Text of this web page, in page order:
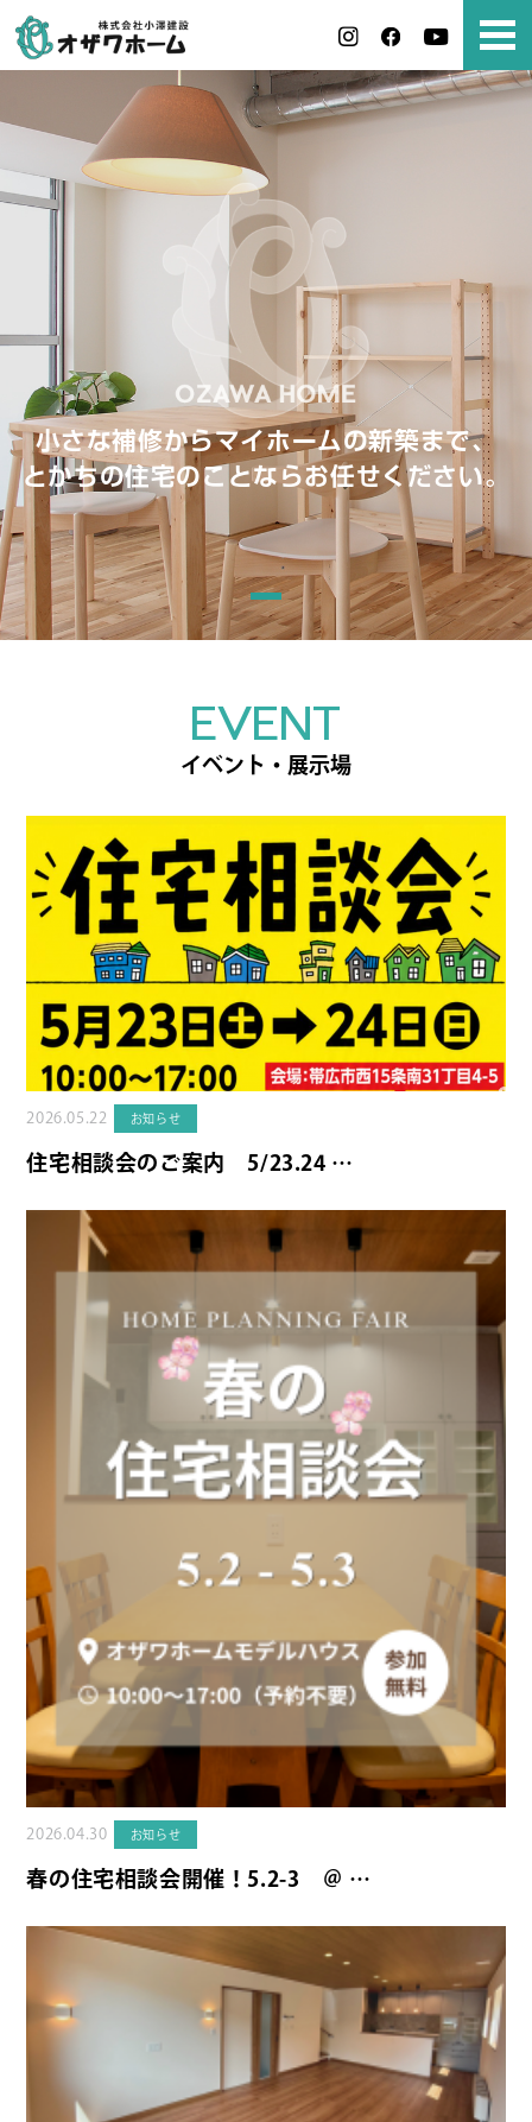
小さな補修からマイホームの新築まで、
とかちの住宅のことならお任せください。
EVENT
イベント・展示場
2026.05.22 お知らせ
住宅相談会のご案内 5/23.24 …
2026.04.30 お知らせ
春の住宅相談会開催！5.2-3 ＠ …